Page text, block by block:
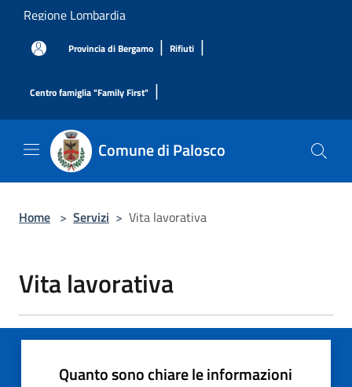
Salta al contenuto principale
Regione Lombardia
Provincia di Bergamo | Rifiuti |
Centro famiglia "Family First" |
Comune di Palosco
Home > Servizi > Vita lavorativa
Vita lavorativa
Quanto sono chiare le informazioni